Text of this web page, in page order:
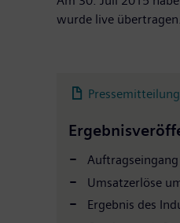
wurde live übertragen.
Pressemitteilung
Umsatzerlöse
Ergebnis des